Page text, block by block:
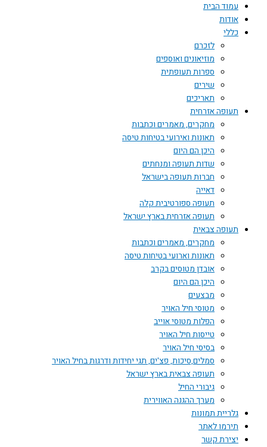
עמוד הבית
אודות
כללי
לזכרם
מוזיאונים ואוספים
ספרות תעופתית
שירים
תאריכים
תעופה אזרחית
מחקרים, מאמרים וכתבות
תאונות ואירועי בטיחות טיסה
היכן הם היום
שדות תעופה ומנחתים
חברות תעופה בישראל
דאייה
תעופה ספורטיבית קלה
תעופה אזרחית בארץ ישראל
תעופה צבאית
מחקרים, מאמרים וכתבות
תאונות וארועי בטיחות טיסה
אובדן מטוסים בקרב
היכן הם היום
מבצעים
מטוסי חיל האויר
הפלות מטוסי אוייב
טייסות חיל האויר
בסיסי חיל האויר
סמלים,סיכות, פצ'ים, תגי יחידות ודרגות בחיל האויר
תעופה צבאית בארץ ישראל
גיבורי החיל
מערך ההגנה האווירית
גלריית תמונות
תירמו לאתר
יצירת קשר